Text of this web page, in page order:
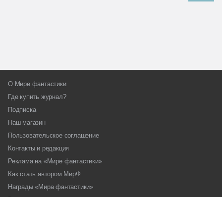
О Мире фантастики
Где купить журнал?
Подписка
Наш магазин
Пользовательское соглашение
Контакты и редакция
Реклама на «Мире фантастики»
Как стать автором МирФ
Награды «Мира фантастики»